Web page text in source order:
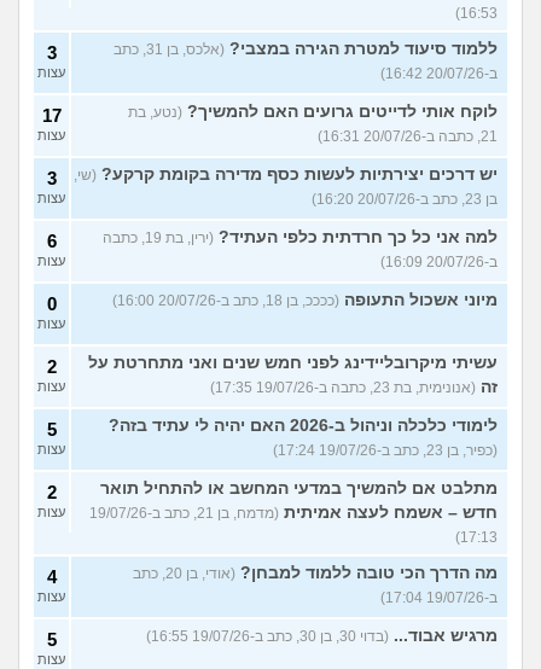
16:53)
ללמוד סיעוד למטרת הגירה במצבי?
(אלכס, בן 31, כתב
ב-20/07/26 16:42)
3
עצות
לוקח אותי לדייטים גרועים האם להמשיך? (נטע, בת
21, כתבה ב-20/07/26 16:31)
17
עצות
יש דרכים יצירתיות לעשות כסף מדירה בקומת קרקע? (שי,
בן 23, כתב ב-20/07/26 16:20)
3
עצות
למה אני כל כך חרדתית כלפי העתיד?
(ירין, בת 19, כתבה
ב-20/07/26 16:09)
6
עצות
מיוני אשכול התעופה (ככככ, בן 18, כתב ב-20/07/26 16:00) 0
עצות
עשיתי מיקרובליידינג לפני חמש שנים ואני מתחרטת על
זה (אנונימית, בת 23, כתבה ב-19/07/26 17:35)
2
עצות
לימודי כלכלה וניהול ב-2026 האם יהיה לי עתיד בזה?
(כפיר, בן 23, כתב ב-19/07/26 17:24)
5
עצות
מתלבט אם להמשיך במדעי המחשב או להתחיל תואר
חדש – אשמח לעצה אמיתית
(מדמח, בן 21, כתב ב-19/07/26
17:13)
2
עצות
מה הדרך הכי טובה ללמוד למבחן?
(אודי, בן 20, כתב
ב-19/07/26 17:04)
4
עצות
מרגיש אבוד... (בדוי 30, בן 30, כתב ב-19/07/26 16:55) 5
עצות